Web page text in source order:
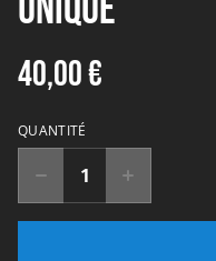
40,00 €
QUANTITÉ